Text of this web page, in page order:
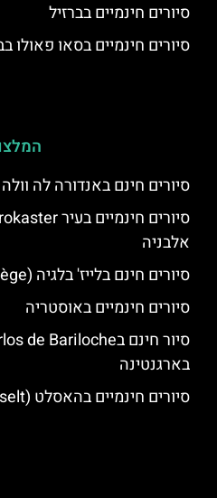
סיורים חינמיים בברזיל
סיורים חינמיים בסאו פאולו
סיורים חינם באנדורה לה
אלבניה
סיורים חינם בלייז' בלגיה (Liège)
סיורים חינמיים באוסטריה
בארגנטינה
סיורים חינמיים בהאסלט (Hasselt) בלגיה